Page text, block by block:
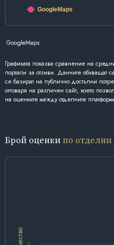
GoogleMaps
GoogleMaps
Графиката показва сравнение на
портали за отзиви. Данните обхващат
се базират на публично достъпни
отговаря на различен сайт, което
на оценките между отделните
Брой оценки по отделни